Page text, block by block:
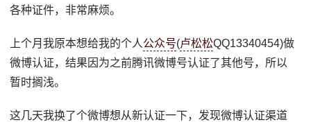
各种证件，非常麻烦。
上个月我原本想给我的个人公众号(卢松松QQ13340454)做
微博认证，结果因为之前腾讯微博号认证了其他号，所以
暂时搁浅。
这几天我换了个微博想从新认证一下，发现微博认证渠道